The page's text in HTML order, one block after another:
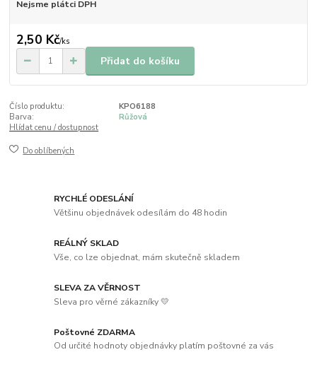
Nejsme plátci DPH
2,50 Kč/ks
Přidat do košíku
Číslo produktu:
KPO6188
Barva:
Růžová
Hlídat cenu / dostupnost
Do oblíbených
RYCHLÉ ODESLÁNÍ
Většinu objednávek odesílám do 48 hodin
REÁLNÝ SKLAD
Vše, co lze objednat, mám skutečně skladem
SLEVA ZA VĚRNOST
Sleva pro věrné zákazníky 💛
Poštovné ZDARMA
Od určité hodnoty objednávky platím poštovné za vás